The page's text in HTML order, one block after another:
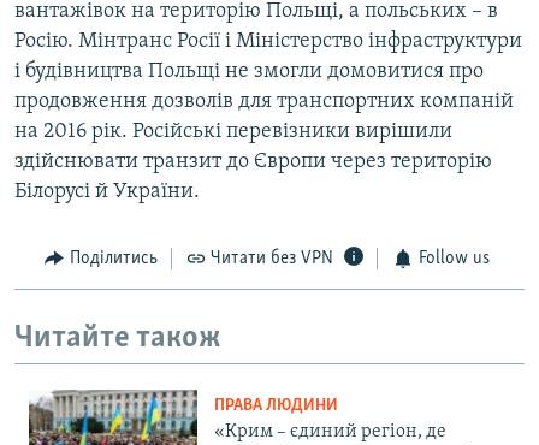
вантажівок на територію Польщі, а польських – в
Росію. Мінтранс Росії і Міністерство інфраструктури
і будівництва Польщі не змогли домовитися про
продовження дозволів для транспортних компаній
на 2016 рік. Російські перевізники вирішили
здійснювати транзит до Європи через територію
Білорусі й України.
Поділитись Читати без VPN Follow us
Читайте також
ПРАВА ЛЮДИНИ
«Крим – єдиний регіон, де